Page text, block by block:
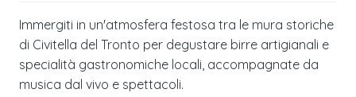
Immergiti in un'atmosfera festosa tra le mura storiche
di Civitella del Tronto per degustare birre artigianali e
specialità gastronomiche locali, accompagnate da
musica dal vivo e spettacoli.